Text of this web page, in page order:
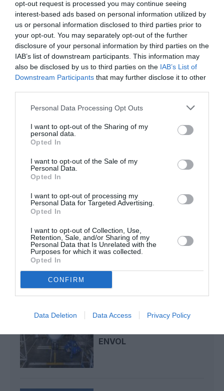
opt-out request is processed you may continue seeing
interest-based ads based on personal information utilized by
us or personal information disclosed to third parties prior to
your opt-out. You may separately opt-out of the further
disclosure of your personal information by third parties on the
IAB’s list of downstream participants. This information may
also be disclosed by us to third parties on the IAB’s List of
Downstream Participants that may further disclose it to other
Personal Data Processing Opt Outs
I want to opt-out of the Sharing of my
personal data.
Opted In
I want to opt-out of the Sale of my
Personal Data.
Opted In
I want to opt-out of processing my
Personal Data for Targeted Advertising.
Opted In
I want to opt-out of Collection, Use,
Retention, Sale, and/or Sharing of my
Personal Data that Is Unrelated with the
Purposes for which it was collected.
Opted In
CONFIRM
Data Deletion Data Access Privacy Policy
Manfoua commenté l'article :
Pyramides, croisières et mer Rouge : l’Égypte mise sur
une saison record malgré le contexte géopolitique
a commenté l'article :
Après Emirates, Lufthansa remet en cause la réception
a320neo AirAsia airbus Middle East Airlines
Salon de Farnborough
AIRBUS DOIT ACCÉLÉRER
AVEC 90 AVIONS PAR
MOIS NÉCESSAIRES...
AIRBUS FAIT VIBRER
ENVOL